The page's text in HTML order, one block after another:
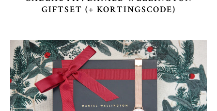
GIFTSET (+ KORTINGSCODE)